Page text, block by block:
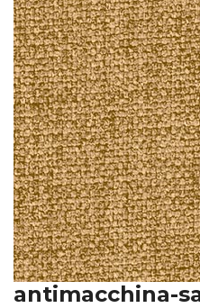
antimacchina-